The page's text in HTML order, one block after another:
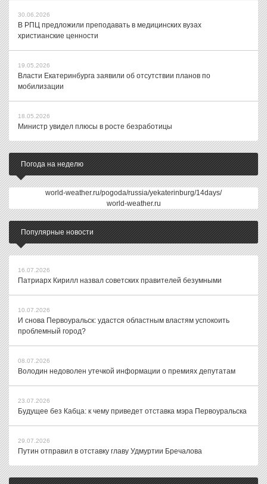
30.06.2026
В РПЦ предложили преподавать в медицинских вузах
христианские ценности
19.05.2026
Власти Екатеринбурга заявили об отсутствии планов по
мобилизации
18.05.2026
Министр увидел плюсы в росте безработицы
Погода на неделю
world-weather.ru/pogoda/russia/yekaterinburg/14days/
world-weather.ru
Популярные новости
16.07.2026
Патриарх Кирилл назвал советских правителей безумными
10.07.2026
И снова Первоуральск: удастся областным властям успокоить
проблемный город?
08.07.2026
Володин недоволен утечкой информации о премиях депутатам
23.07.2026
Будущее без Кабца: к чему приведет отставка мэра Первоуральска
29.07.2026
Путин отправил в отставку главу Удмуртии Бречалова